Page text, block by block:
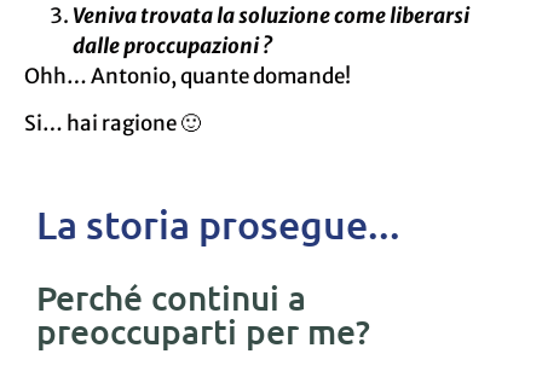
Veniva trovata la soluzione come liberarsi
dalle proccupazioni ?
Ohh… Antonio, quante domande!
Si… hai ragione 🙂
La storia prosegue...
Perché continui a
preoccuparti per me?